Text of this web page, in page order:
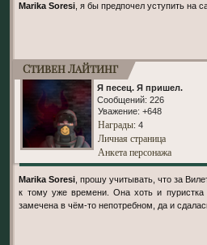
Marika Soresi , я бы предпочел уступить на
Стивен Лайтинг
Я песец. Я пришел.
Сообщений: 226
Уважение: +648
Награды: 4
Личная страница
Анкета персонажа
Marika Soresi , прошу учитывать, что за
к тому уже времени. Она хоть и
замечена в чём-то непотребном, да и